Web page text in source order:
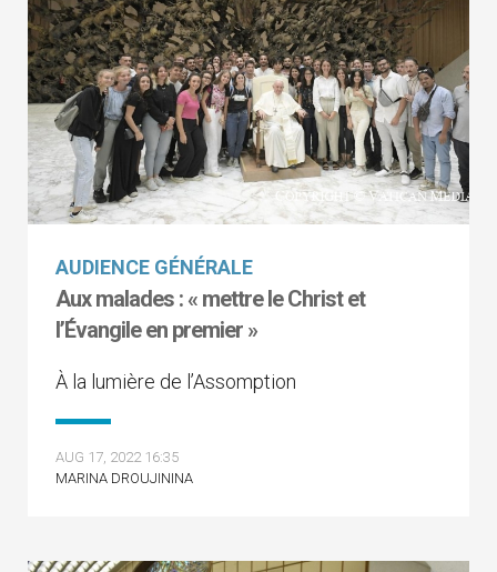
AUDIENCE GÉNÉRALE
Aux malades : « mettre le Christ et
l’Évangile en premier »
À la lumière de l’Assomption
AUG 17, 2022 16:35
MARINA DROUJININA